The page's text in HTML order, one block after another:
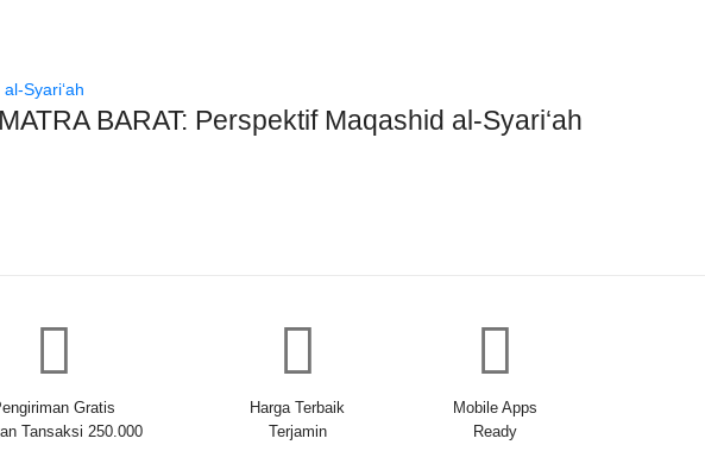
BARAT: Perspektif Maqashid al-Syari‘ah
Gratis
Tansaksi 250.000
Harga Terbaik
Terjamin
Mobile Apps
Ready